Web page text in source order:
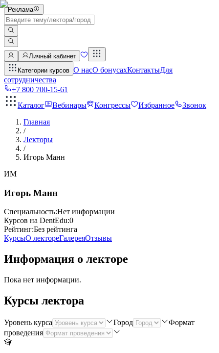
Реклама
Личный кабинет
Категории курсов О насО бонусахКонтактыДля
сотрудничества
+7 800 700-15-61
Каталог
Вебинары Конгрессы Избранное
Звонок
Главная
/
Лекторы
/
Игорь Манн
ИМ
Игорь Манн
Специальность:Нет информации
Курсов на DentEdu:0
Рейтинг:Без рейтинга
КурсыО лектореГалереяОтзывы
Информация о лекторе
Пока нет информации.
Курсы лектора
Уровень курса Город
Формат
проведения